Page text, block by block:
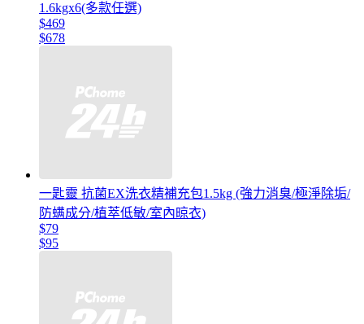
1.6kgx6(多款任選)
$469
$678
一匙靈 抗菌EX洗衣精補充包1.5kg (強力消臭/極淨除垢/
防螨成分/植萃低敏/室內晾衣)
$79
$95